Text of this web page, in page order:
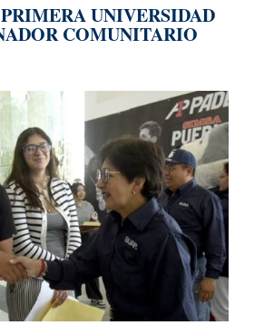
UNIVERSIDAD
COMUNITARIO